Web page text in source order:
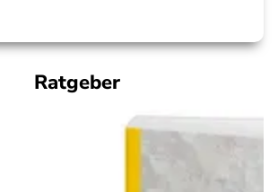
Ratgeber